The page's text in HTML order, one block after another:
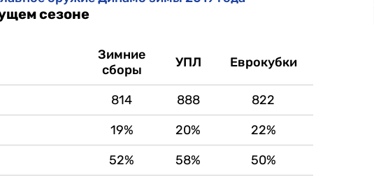
сезоне
Зимние
сборы
УПЛ Еврокубки
814 888
822
19% 20%
22%
52% 58%
50%